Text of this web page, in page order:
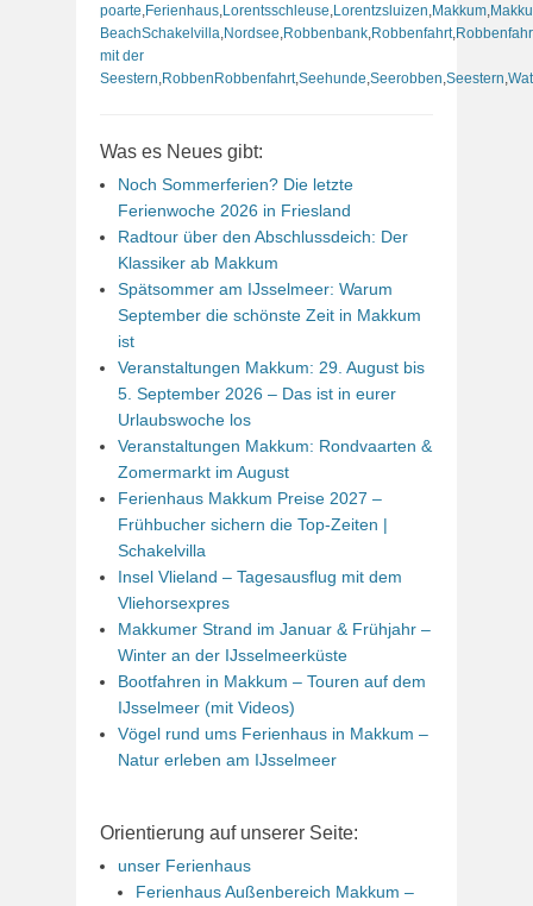
poarte Ferienhaus Lorentsschleuse Lorentzsluizen Makkum
BeachSchakelvilla Nordsee Robbenbank Robbenfahrt,
mit der
Seestern RobbenRobbenfahrt,Seehunde Seerobben Seestern
Was es Neues gibt:
Noch Sommerferien? Die letzte
Ferienwoche 2026 in Friesland
Radtour über den Abschlussdeich: Der
Klassiker ab Makkum
Spätsommer am IJsselmeer: Warum
September die schönste Zeit in Makkum
ist
Veranstaltungen Makkum: 29. August bis
5. September 2026 – Das ist in eurer
Urlaubswoche los
Veranstaltungen Makkum: Rondvaarten &
Zomermarkt im August
Ferienhaus Makkum Preise 2027 –
Frühbucher sichern die Top-Zeiten |
Schakelvilla
Insel Vlieland – Tagesausflug mit dem
Vliehorsexpres
Makkumer Strand im Januar & Frühjahr –
Winter an der IJsselmeerküste
Bootfahren in Makkum – Touren auf dem
IJsselmeer (mit Videos)
Vögel rund ums Ferienhaus in Makkum –
Natur erleben am IJsselmeer
Orientierung auf unserer Seite:
unser Ferienhaus
Ferienhaus Außenbereich Makkum –